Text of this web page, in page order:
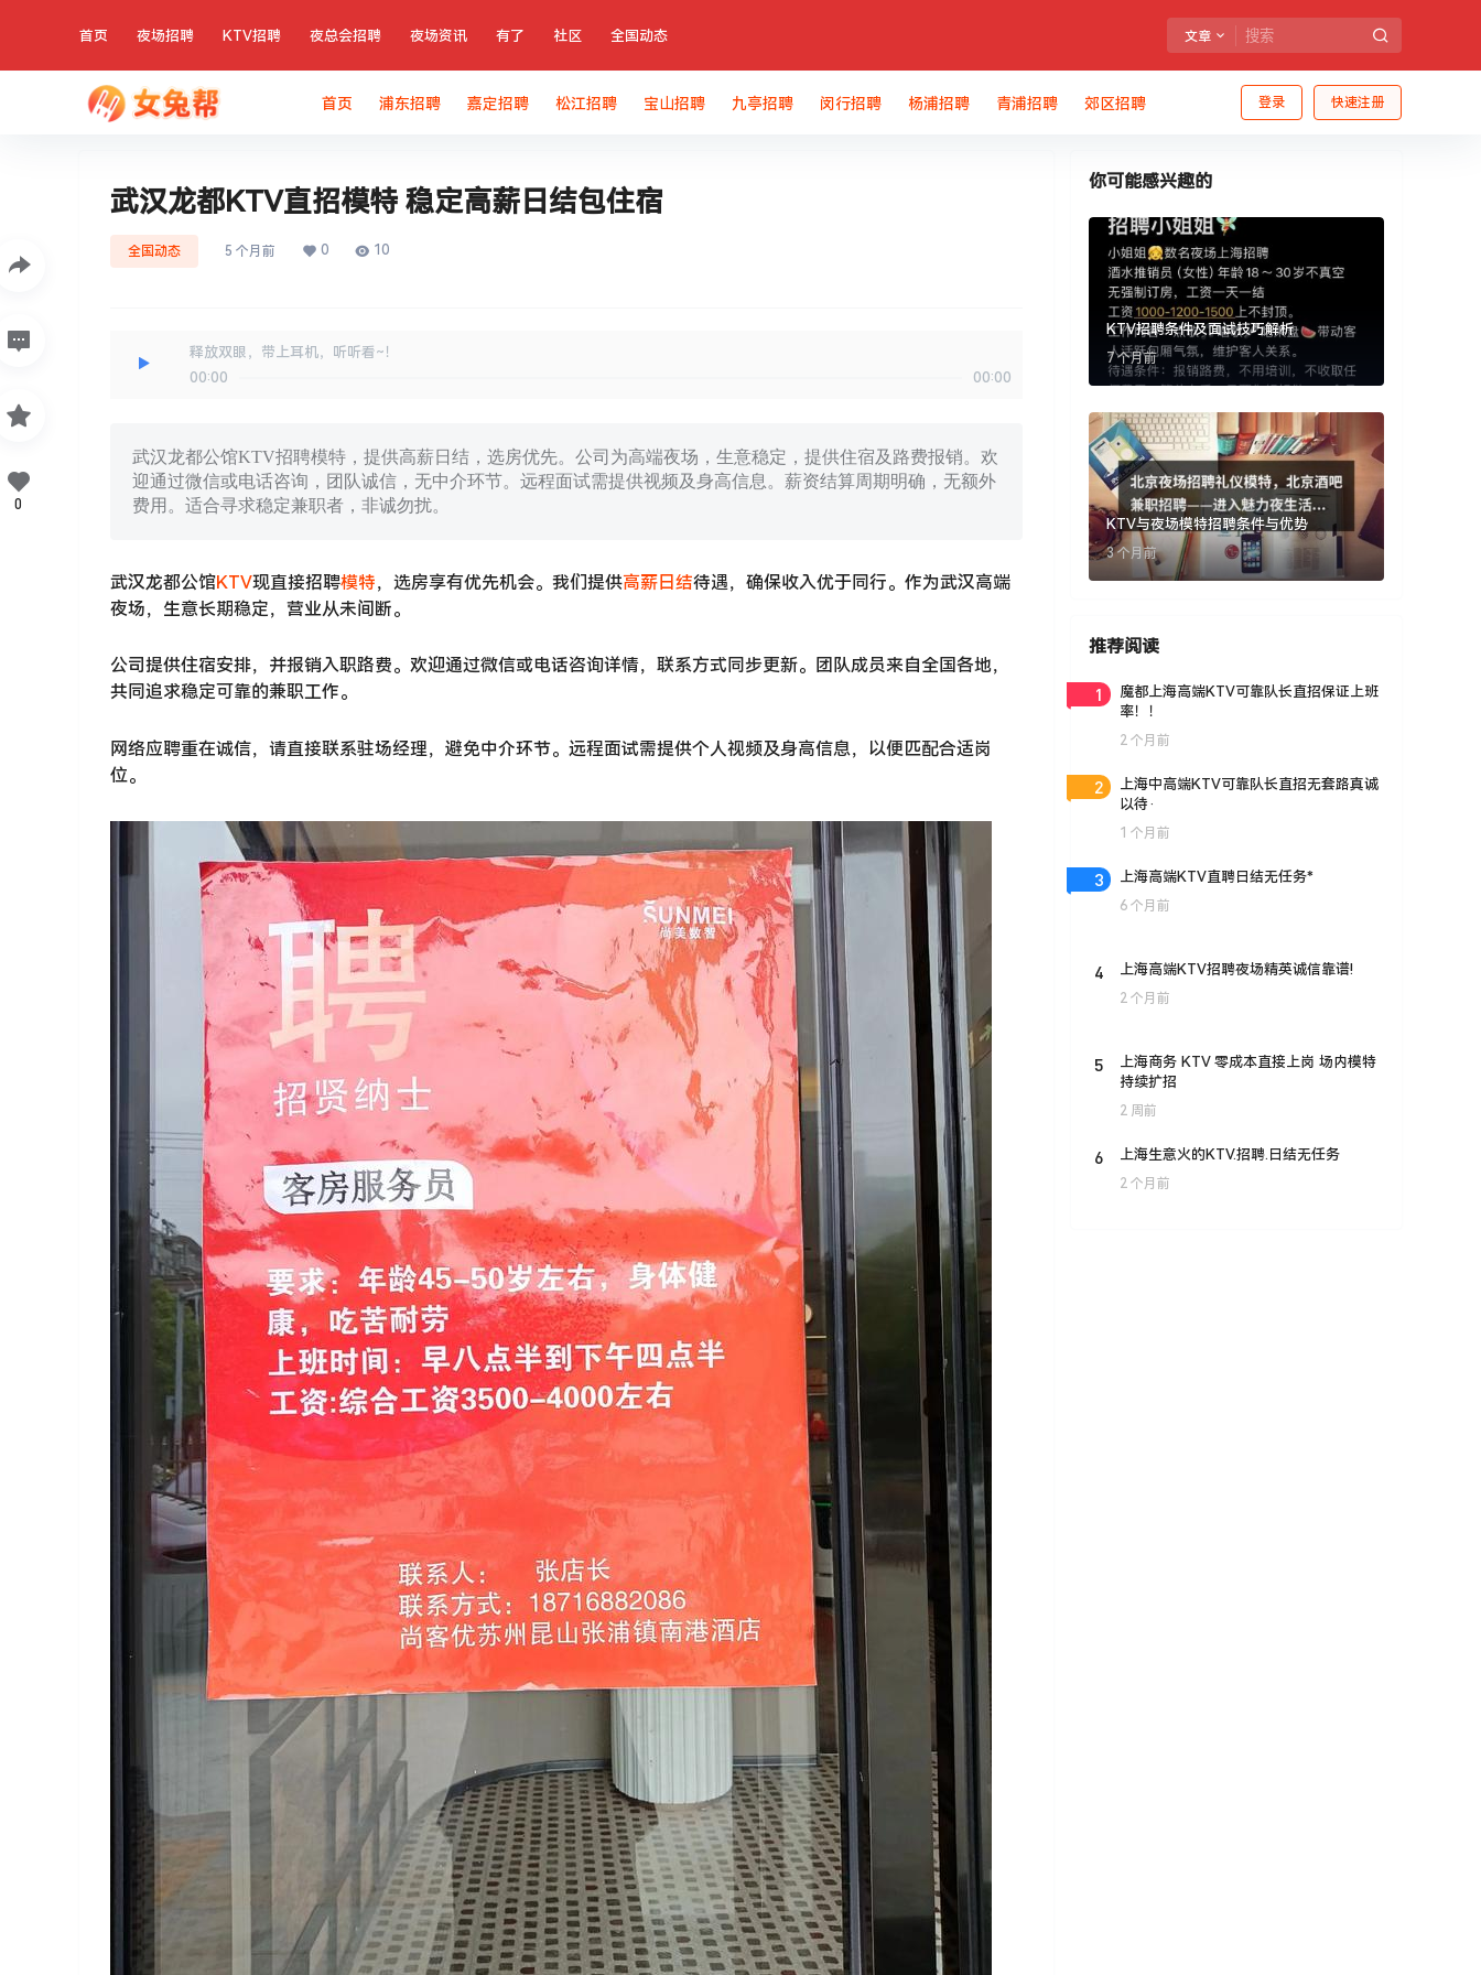
首页 夜场招聘 KTV招聘 夜总会招聘 夜场资讯 有了 社区 全国动态 文章
登录 快速注册
首页 浦东招聘 嘉定招聘 松江招聘 宝山招聘 九亭招聘 闵行招聘 杨浦招聘 青浦招聘 郊区招聘
武汉龙都KTV直招模特 稳定高薪日结包住宿
全国动态 5 个月前 0 10
释放双眼，带上耳机，听听看~！
00:00
00:00
武汉龙都公馆KTV招聘模特，提供高薪日结，选房优先。公司为高端夜场，生意稳定，提供住宿及路费报销。欢
迎通过微信或电话咨询，团队诚信，无中介环节。远程面试需提供视频及身高信息。薪资结算周期明确，无额外
费用。适合寻求稳定兼职者，非诚勿扰。
武汉龙都公馆KTV现直接招聘模特，选房享有优先机会。我们提供高薪 日结待遇，确保收入优于同行。作为武汉高端
夜场，生意长期稳定，营业从未间断。
公司提供住宿安排，并报销入职路费。欢迎通过微信或电话咨询详情，联系方式同步更新。团队成员来自全国各地，
共同追求稳定可靠的兼职工作。
网络应聘重在诚信，请直接联系驻场经理，避免中介环节。远程面试需提供个人视频及身高信息，以便匹配合适岗
位。
0
你可能感兴趣的
KTV招聘条件及面试技巧解析
7 个月前
KTV与夜场模特招聘条件与优势
3 个月前
推荐阅读
1
魔都上海高端KTV可靠队长直招保证上班
率！！
2 个月前
2
上海中高端KTV可靠队长直招无套路真诚
以待·
1 个月前
3 上海高端KTV直聘日结无任务*
6 个月前
4 上海高端KTV招聘夜场精英诚信靠谱!
2 个月前
5
上海商务 KTV 零成本直接上岗 场内模特
持续扩招
2 周前
6 上海生意火的KTV.招聘.日结无任务
2 个月前